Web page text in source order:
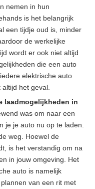
nemen in hun
is het belangrijk
een tijdje oud is, minder
de werkelijke
wordt er ook niet altijd
die een auto
elektrische auto
het geval.
laadmogelijkheden in
was om naar een
je je auto nu op te laden.
weg. Hoewel de
is het verstandig om na
in jouw omgeving. Het
auto is namelijk
van een rit met